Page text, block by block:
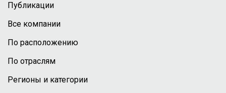
Публикации
Все компании
По расположению
По отраслям
Регионы и категории